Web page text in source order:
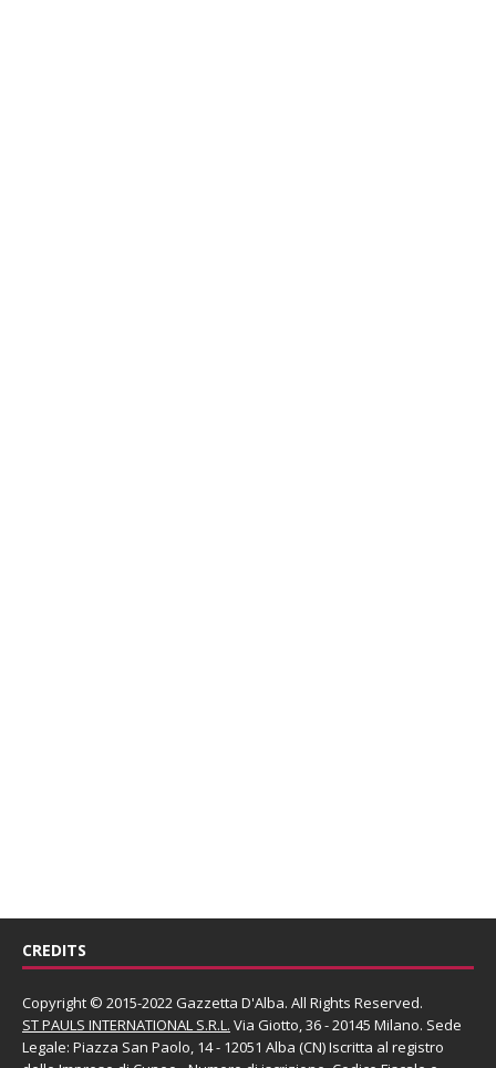
CREDITS
Copyright © 2015-2022 Gazzetta D'Alba. All Rights Reserved.
ST PAULS INTERNATIONAL S.R.L. Via Giotto, 36 - 20145 Milano. Sede
Legale: Piazza San Paolo, 14 - 12051 Alba (CN) Iscritta al registro